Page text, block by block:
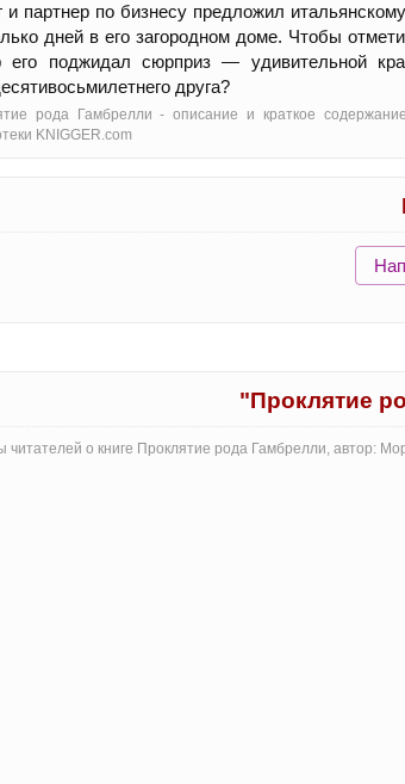
и партнер по бизнесу предложил
дней в его загородном доме. Чтобы
его поджидал сюрприз — удивительной
друга?
рода Гамбрелли - oписание и краткое
KNIGGER.com
"Проклятие
читателей о книге Проклятие рода Гамбрелли, автор: